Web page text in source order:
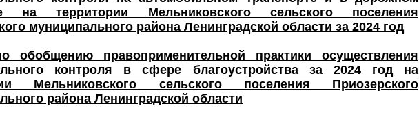
на территории Мельниковского сельского поселения
муниципального района Ленинградской области за 2024 год
обобщению правоприменительной практики осуществления
контроля в сфере благоустройства за 2024 год на
Мельниковского сельского поселения Приозерского
района Ленинградской области